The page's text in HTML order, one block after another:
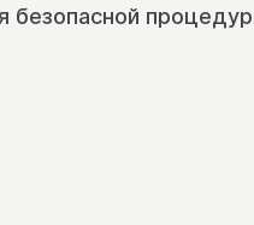
безопасной